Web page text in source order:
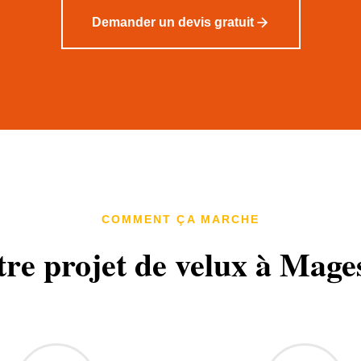
Demander un devis gratuit
COMMENT ÇA MARCHE
projet de velux à